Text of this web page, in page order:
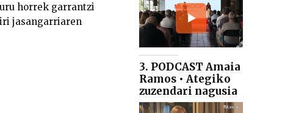
horrek garrantzi
jasangarriaren
3. PODCAST Amaia
Ramos • Ategiko
zuzendari nagusia